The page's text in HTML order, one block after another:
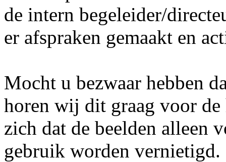
de intern begeleider/
er afspraken gemaakt en
Mocht u bezwaar hebben
horen wij dit graag voor
zich dat de beelden alleen
gebruik worden vernietigd.